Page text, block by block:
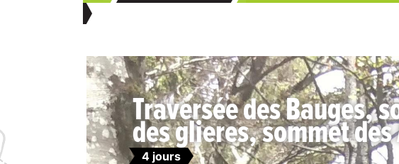
Traversée des Bauges,
des glieres, sommet
4 jours